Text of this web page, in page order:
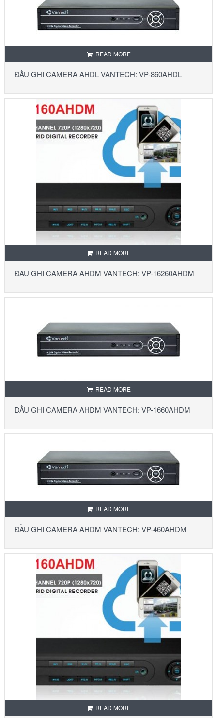
READ MORE
ĐẦU GHI CAMERA AHDL VANTECH: VP-860AHDL
READ MORE
ĐẦU GHI CAMERA AHDM VANTECH: VP-16260AHDM
READ MORE
ĐẦU GHI CAMERA AHDM VANTECH: VP-1660AHDM
READ MORE
ĐẦU GHI CAMERA AHDM VANTECH: VP-460AHDM
READ MORE